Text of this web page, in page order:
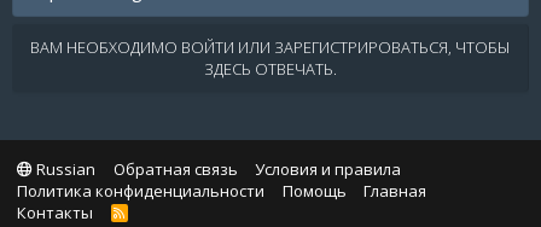
ВАМ НЕОБХОДИМО ВОЙТИ ИЛИ ЗАРЕГИСТРИРОВАТЬСЯ, ЧТОБЫ
ЗДЕСЬ ОТВЕЧАТЬ.
Russian Обратная связь
Условия и правила
Политика конфиденциальности
Помощь
Главная
Контакты
R